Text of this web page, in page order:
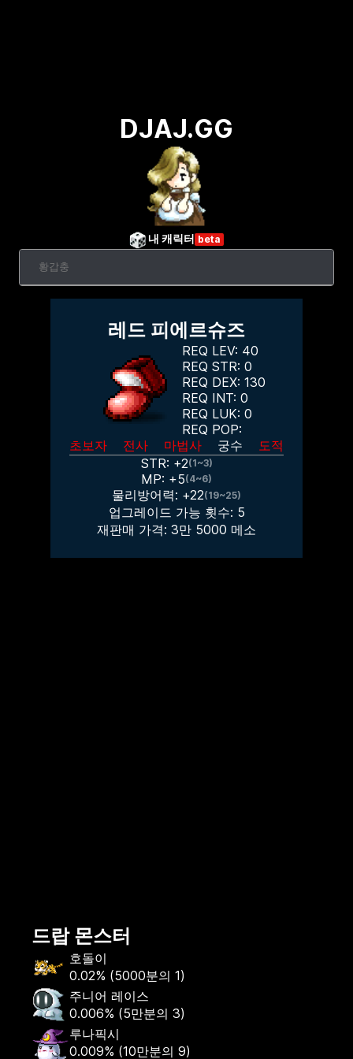
DJAJ.GG
내 캐릭터 beta
레드 피에르슈즈
REQ LEV: 40
REQ STR: 0
REQ DEX: 130
REQ INT: 0
REQ LUK: 0
REQ POP:
초보자
전사 마법사 궁수
도적
STR: +2(1~3)
MP: +5(4~6)
물리방어력: +22(19~25)
업그레이드 가능 횟수: 5
재판매 가격: 3만 5000 메소
드랍 몬스터
호돌이
0.02% (5000분의 1)
주니어 레이스
0.006% (5만분의 3)
루나픽시
0.009% (10만분의 9)